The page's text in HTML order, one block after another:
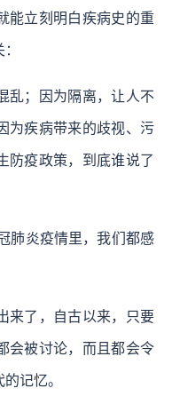
能立刻明白疾病史的重
乱；因为隔离，让人不
为疾病带来的歧视、污
防疫政策，到底谁说了
肺炎疫情里，我们都感
来了，自古以来，只要
会被讨论，而且都会令
记忆。